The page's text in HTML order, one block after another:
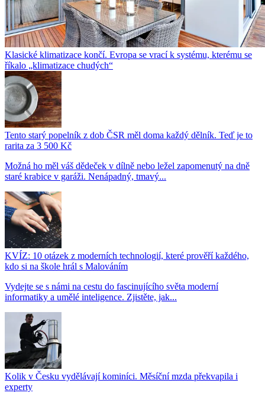
Klasické klimatizace končí. Evropa se vrací k systému, kterému se
říkalo „klimatizace chudých“
Tento starý popelník z dob ČSR měl doma každý dělník. Teď je to
rarita za 3 500 Kč
Možná ho měl váš dědeček v dílně nebo ležel zapomenutý na dně
staré krabice v garáži. Nenápadný, tmavý...
KVÍZ: 10 otázek z moderních technologií, které prověří každého,
kdo si na škole hrál s Malováním
Vydejte se s námi na cestu do fascinujícího světa moderní
informatiky a umělé inteligence. Zjistěte, jak...
Kolik v Česku vydělávají kominíci. Měsíční mzda překvapila i
experty